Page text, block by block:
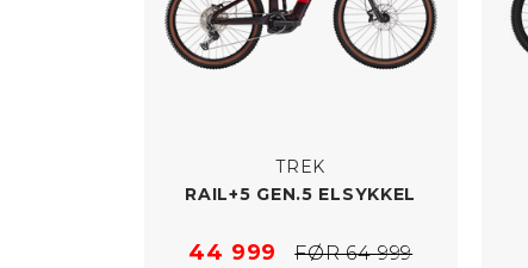
TREK
RAIL+5 GEN.5 ELSYKKEL
44 999 FØR 64 999